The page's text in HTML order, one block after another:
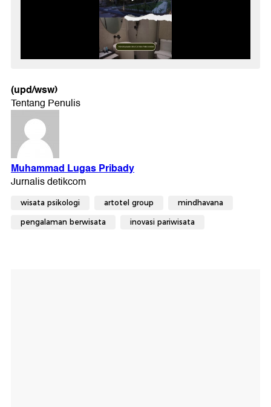
(upd/wsw)
wisata psikologi artotel group mindhavana
pengalaman berwisata inovasi pariwisata